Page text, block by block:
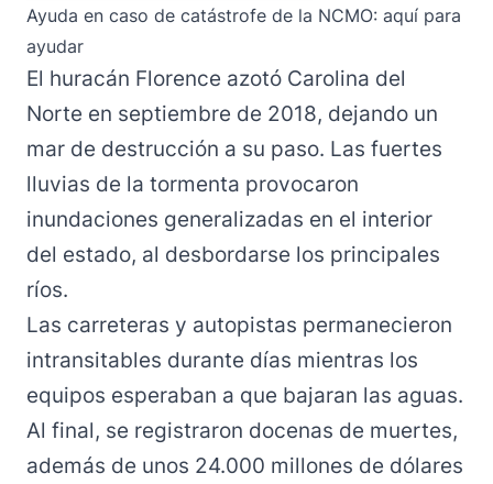
Ayuda en caso de catástrofe de la NCMO: aquí para
ayudar
El huracán Florence azotó Carolina del
Norte en septiembre de 2018, dejando un
mar de destrucción a su paso. Las fuertes
lluvias de la tormenta provocaron
inundaciones generalizadas en el interior
del estado, al desbordarse los principales
ríos.
Las carreteras y autopistas permanecieron
intransitables durante días mientras los
equipos esperaban a que bajaran las aguas.
Al final, se registraron docenas de muertes,
además de unos 24.000 millones de dólares